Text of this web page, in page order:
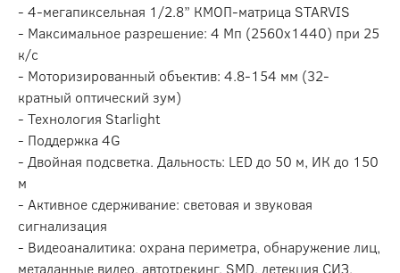
- 4-мегапиксельная 1/2.8” КМОП-матрица STARVIS
- Максимальное разрешение: 4 Мп (2560х1440) при 25
к/с
- Моторизированный объектив: 4.8-154 мм (32-
кратный оптический зум)
- Технология Starlight
- Поддержка 4G
- Двойная подсветка. Дальность: LED до 50 м, ИК до 150
м
- Активное сдерживание: световая и звуковая
сигнализация
- Видеоаналитика: охрана периметра, обнаружение лиц,
метаданные видео, автотрекинг, SMD, детекция СИЗ,